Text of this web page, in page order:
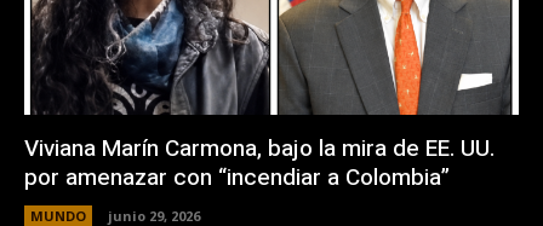
Viviana Marín Carmona, bajo la mira de EE. UU.
por amenazar con “incendiar a Colombia”
MUNDO junio 29, 2026